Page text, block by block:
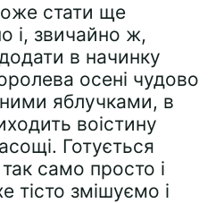
стати ще
і, звичайно ж,
в начинку
осені чудово
яблучками, в
воістину
Готується
само просто і
тісто змішуємо і